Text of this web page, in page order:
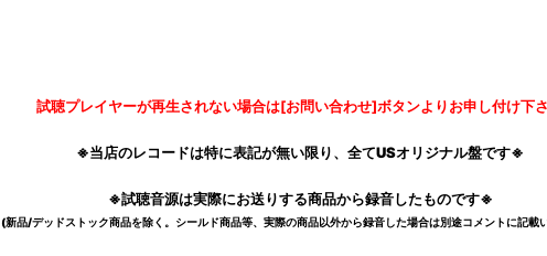
試聴プレイヤーが再生されない場合は[お問い合わせ]ボタンよりお申し付け下
※当店のレコードは特に表記が無い限り、全てUSオリジナル盤です※
※試聴音源は実際にお送りする商品から録音したものです※
(新品/デッドストック商品を除く。シールド商品等、実際の商品以外から録音した場合は別途コメントに記載